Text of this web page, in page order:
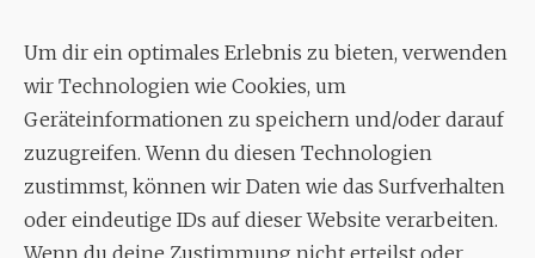
Um dir ein optimales Erlebnis zu bieten, verwenden
wir Technologien wie Cookies, um
Geräteinformationen zu speichern und/oder darauf
zuzugreifen. Wenn du diesen Technologien
zustimmst, können wir Daten wie das Surfverhalten
oder eindeutige IDs auf dieser Website verarbeiten.
Wenn du deine Zustimmung nicht erteilst oder
Aixheimer Str. 18
70619 Stuttgart
MUSIK
Musikalischer Leiter:
Enrico Trummer